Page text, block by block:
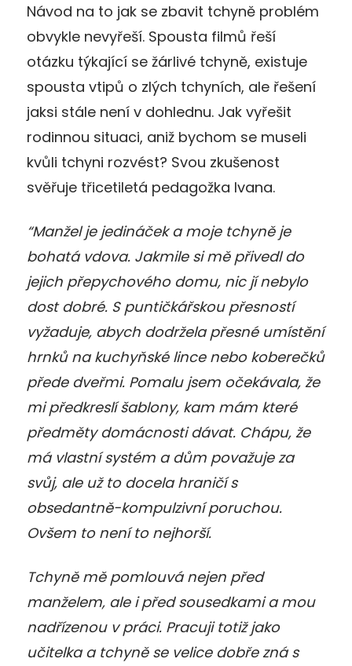
Návod na to jak se zbavit tchyně problém
obvykle nevyřeší. Spousta filmů řeší
otázku týkající se žárlivé tchyně, existuje
spousta vtipů o zlých tchyních, ale řešení
jaksi stále není v dohlednu. Jak vyřešit
rodinnou situaci, aniž bychom se museli
kvůli tchyni rozvést? Svou zkušenost
svěřuje třicetiletá pedagožka Ivana.
“Manžel je jedináček a moje tchyně je
bohatá vdova. Jakmile si mě přivedl do
jejich přepychového domu, nic jí nebylo
dost dobré. S puntičkářskou přesností
vyžaduje, abych dodržela přesné umístění
hrnků na kuchyňské lince nebo koberečků
přede dveřmi. Pomalu jsem očekávala, že
mi předkreslí šablony, kam mám které
předměty domácnosti dávat. Chápu, že
má vlastní systém a dům považuje za
svůj, ale už to docela hraničí s
obsedantně-kompulzivní poruchou.
Ovšem to není to nejhorší.
Tchyně mě pomlouvá nejen před
manželem, ale i před sousedkami a mou
nadřízenou v práci. Pracuji totiž jako
učitelka a tchyně se velice dobře zná s